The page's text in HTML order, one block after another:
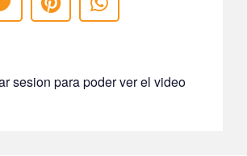
sesion para poder ver el video